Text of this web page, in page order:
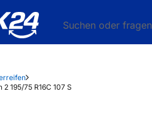
Suchen oder fragen
195/75 R16C 107 S